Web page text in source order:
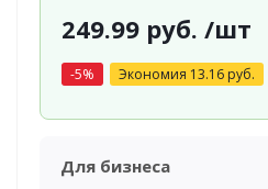
249.99руб. /шт
-5% Экономия 13.16руб.
Для бизнеса